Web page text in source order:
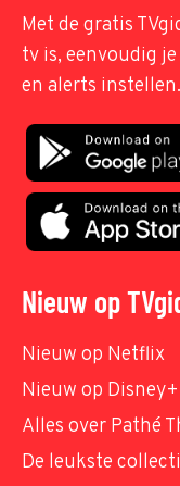
Met de gratis
tv is, eenvoudig
en alerts instellen.
Nieuw op
Nieuw op Netflix
Nieuw op Disney+
Alles over Pathé
De leukste